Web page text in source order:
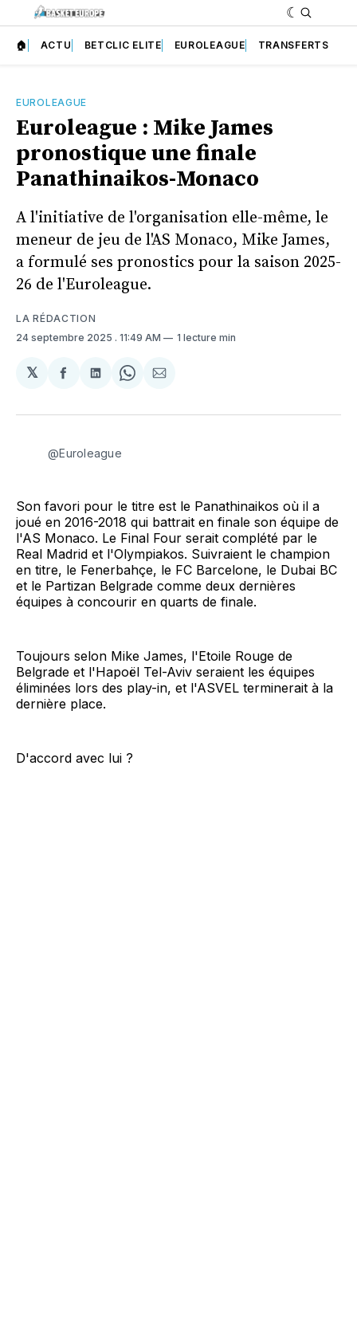
🏠 ACTU BETCLIC ELITE EUROLEAGUE TRANSFERTS
EUROLEAGUE
Euroleague : Mike James
pronostique une finale
Panathinaikos-Monaco
A l'initiative de l'organisation elle-même, le
meneur de jeu de l'AS Monaco, Mike James,
a formulé ses pronostics pour la saison 2025-
26 de l'Euroleague.
LA RÉDACTION
24 septembre 2025 . 11:49 AM 1 lecture min
𝕏
Partager
Facebook
Partager
LinkedIn
Share
WhatsApp
Partager
Courriel
@Euroleague
Son favori pour le titre est le Panathinaikos où il a
joué en 2016-2018 qui battrait en finale son équipe de
l'AS Monaco. Le Final Four serait complété par le
Real Madrid et l'Olympiakos. Suivraient le champion
en titre, le Fenerbahçe, le FC Barcelone, le Dubai BC
et le Partizan Belgrade comme deux dernières
équipes à concourir en quarts de finale.
Toujours selon Mike James, l'Etoile Rouge de
Belgrade et l'Hapoël Tel-Aviv seraient les équipes
éliminées lors des play-in, et l'ASVEL terminerait à la
dernière place.
D'accord avec lui ?